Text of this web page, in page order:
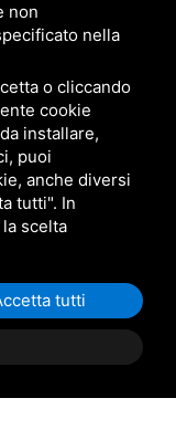
in tutta
non
nella
o cliccando
cookie
installare,
puoi
anche diversi
tutti". In
scelta
tutti